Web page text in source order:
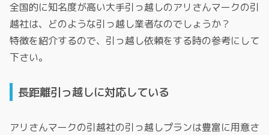
全国的に知名度が高い大手引っ越しのアリさんマークの引
越社は、どのような引っ越し業者なのでしょうか？
特徴を紹介するので、引っ越し依頼をする時の参考にして
下さい。
長距離引っ越しに対応している
アリさんマークの引越社の引っ越しプランは豊富に用意さ